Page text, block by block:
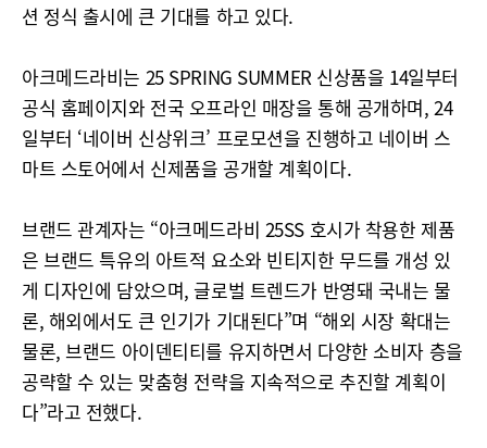
션 정식 출시에 큰 기대를 하고 있다.
아크메드라비는 25 SPRING SUMMER 신상품을 14일부터
공식 홈페이지와 전국 오프라인 매장을 통해 공개하며, 24
일부터 ‘네이버 신상위크’ 프로모션을 진행하고 네이버 스
마트 스토어에서 신제품을 공개할 계획이다.
브랜드 관계자는 “아크메드라비 25SS 호시가 착용한 제품
은 브랜드 특유의 아트적 요소와 빈티지한 무드를 개성 있
게 디자인에 담았으며, 글로벌 트렌드가 반영돼 국내는 물
론, 해외에서도 큰 인기가 기대된다”며 “해외 시장 확대는
물론, 브랜드 아이덴티티를 유지하면서 다양한 소비자 층을
공략할 수 있는 맞춤형 전략을 지속적으로 추진할 계획이
다”라고 전했다.